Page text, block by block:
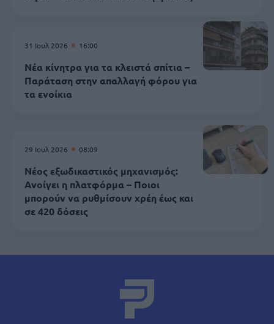
31 Ιουλ 2026 16:00
Νέα κίνητρα για τα κλειστά σπίτια –
Παράταση στην απαλλαγή φόρου για
τα ενοίκια
29 Ιουλ 2026 08:09
Νέος εξωδικαστικός μηχανισμός:
Ανοίγει η πλατφόρμα – Ποιοι
μπορούν να ρυθμίσουν χρέη έως και
σε 420 δόσεις